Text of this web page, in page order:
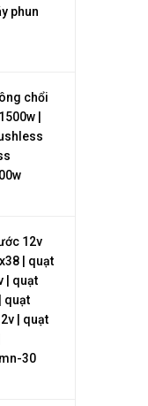
phun
chổi
|
12v
| quạt
| quạt
quạt
| quạt
30